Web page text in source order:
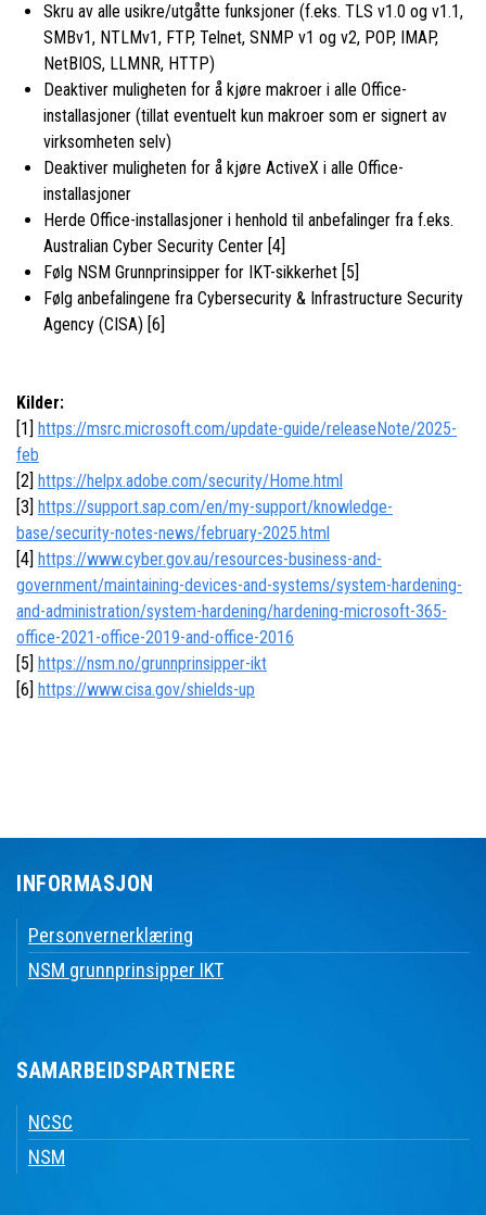
Skru av alle usikre/utgåtte funksjoner (f.eks. TLS v1.0 og v1.1,
SMBv1, NTLMv1, FTP, Telnet, SNMP v1 og v2, POP, IMAP,
NetBIOS, LLMNR, HTTP)
Deaktiver muligheten for å kjøre makroer i alle Office-
installasjoner (tillat eventuelt kun makroer som er signert av
virksomheten selv)
Deaktiver muligheten for å kjøre ActiveX i alle Office-
installasjoner
Herde Office-installasjoner i henhold til anbefalinger fra f.eks.
Australian Cyber Security Center [4]
Følg NSM Grunnprinsipper for IKT-sikkerhet [5]
Følg anbefalingene fra Cybersecurity & Infrastructure Security
Agency (CISA) [6]
Kilder:
[1] https://msrc.microsoft.com/update-guide/releaseNote/2025-
feb
[2] https://helpx.adobe.com/security/Home.html
[3] https://support.sap.com/en/my-support/knowledge-
base/security-notes-news/february-2025.html
[4] https://www.cyber.gov.au/resources-business-and-
government/maintaining-devices-and-systems/system-hardening-
and-administration/system-hardening/hardening-microsoft-365-
office-2021-office-2019-and-office-2016
[5] https://nsm.no/grunnprinsipper-ikt
[6] https://www.cisa.gov/shields-up
INFORMASJON
Personvernerklæring
NSM grunnprinsipper IKT
SAMARBEIDSPARTNERE
NCSC
NSM